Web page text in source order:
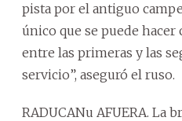
pista por el antiguo
único que se puede hacer
entre las primeras y las
servicio”, aseguró el ruso.
RADUCANu AFUERA. La